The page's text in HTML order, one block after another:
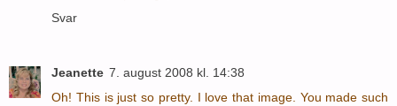
Svar
Jeanette 7. august 2008 kl. 14:38
Oh! This is just so pretty. I love that image. You made such